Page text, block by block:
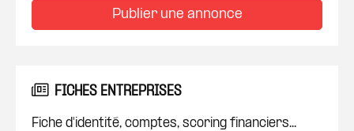
Publier une annonce
FICHES ENTREPRISES
Fiche d'identité, comptes, scoring financiers...